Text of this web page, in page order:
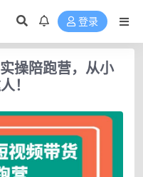
登录
操陪跑营，从小
！